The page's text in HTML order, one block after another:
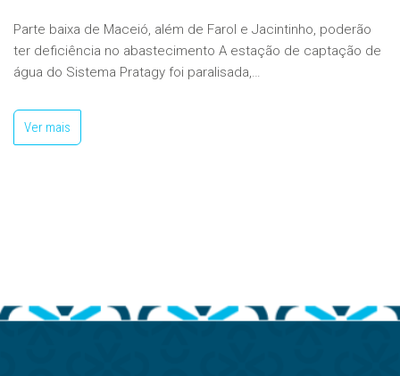
Parte baixa de Maceió, além de Farol e Jacintinho, poderão
ter deficiência no abastecimento A estação de captação de
água do Sistema Pratagy foi paralisada,…
Ver mais